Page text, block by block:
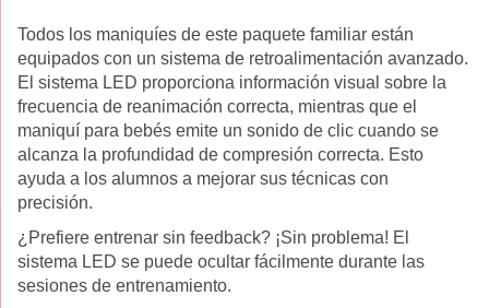
Todos los maniquíes de este paquete familiar están
equipados con un sistema de retroalimentación avanzado.
El sistema LED proporciona información visual sobre la
frecuencia de reanimación correcta, mientras que el
maniquí para bebés emite un sonido de clic cuando se
alcanza la profundidad de compresión correcta. Esto
ayuda a los alumnos a mejorar sus técnicas con
precisión.
¿Prefiere entrenar sin feedback? ¡Sin problema! El
sistema LED se puede ocultar fácilmente durante las
sesiones de entrenamiento.